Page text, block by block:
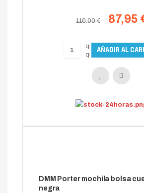
110.00 € 87,95
DMM Porter mochila bolsa
negra